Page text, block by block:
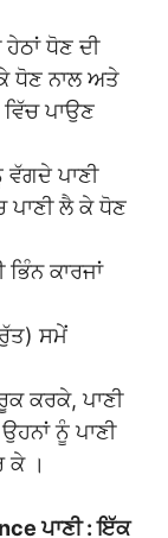
ਧੋਣ ਦੀ
ਧੋਣ ਨਾਲ ਅਤੇ
ਪਾਉਣ
ਪਾਣੀ
ਪਾਣੀ ਲੈ ਕੇ ਧੋਣ
ਕਾਰਜਾਂ
ਸਮੇਂ
ਕਰਕੇ, ਪਾਣੀ
ਨੂੰ ਪਾਣੀ
ਕੇ ।
ਪਾਣੀ : ਇੱਕ